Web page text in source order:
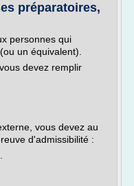
préparatoires,
personnes qui
un équivalent).
devez remplir
vous devez au
d'admissibilité :